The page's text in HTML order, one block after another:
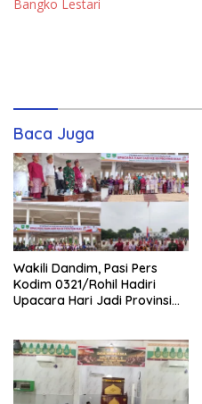
Bangko Lestari
Baca Juga
Wakili Dandim, Pasi Pers
Kodim 0321/Rohil Hadiri
Upacara Hari Jadi Provinsi